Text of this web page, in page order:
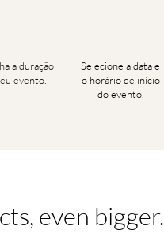
a duração
evento.
Selecione a data e
o horário de início
do evento.
even bigger.